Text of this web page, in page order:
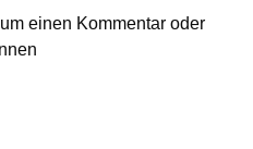
einen Kommentar oder